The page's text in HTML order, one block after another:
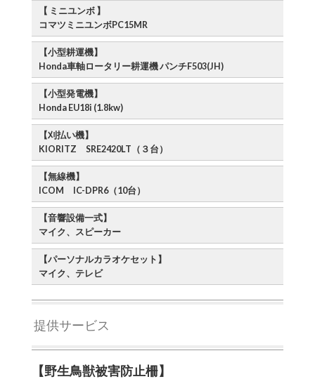
1km ~ 50km
【 ミニユンボ 】
コマツミニユンボPC15MR
【小型耕運機】
Honda車軸ロータリー耕運機 パンチF503(JH)
【小型発電機】
Honda EU18i (1.8kw)
【刈払い機】
KIORITZ SRE2420LT（３台）
【無線機】
ICOM IC-DPR6（10台）
【音響設備一式】
マイク、スピーカー
【パーソナルカラオケセット】
マイク、テレビ
提供サービス
【野生鳥獣被害防止柵】